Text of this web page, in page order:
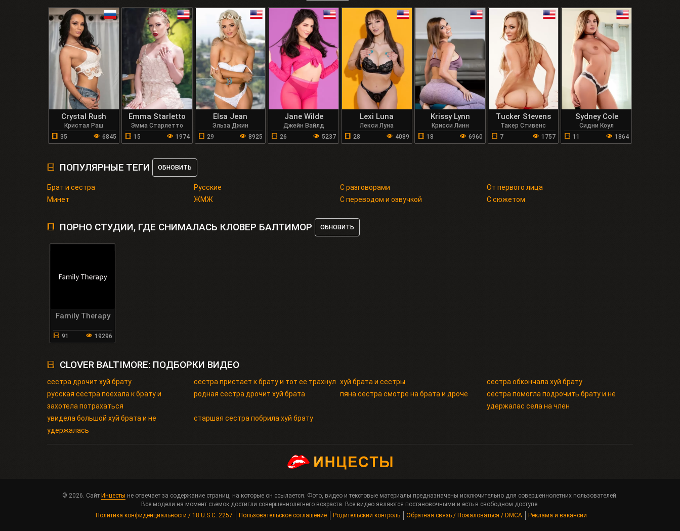
Crystal Rush
Кристал Раш
35
6845
Emma Starletto
Эмма Старлетто
15
1974
Elsa Jean
Эльза Джин
29
8925
Jane Wilde
Джейн Вайлд
26
5237
Lexi Luna
Лекси Луна
28
4089
Krissy Lynn
Крисси Линн
18
6960
Tucker Stevens
Такер Стивенс
7
1757
Sydney Cole
Сидни Коул
11
1864
ПОПУЛЯРНЫЕ ТЕГИ ОБНОВИТЬ
Брат и сестра Русские С разговорами
От первого лица
Минет
ЖМЖ С переводом и озвучкой С сюжетом
ПОРНО СТУДИИ, ГДЕ СНИМАЛАСЬ КЛОВЕР БАЛТИМОР ОБНОВИТЬ
Family Therapy
91 19296
CLOVER BALTIMORE: ПОДБОРКИ ВИДЕО
сестра дрочит хуй брату сестра пристает к брату и тот ее трахнул хуй брата и сестры
сестра обкончала хуй брату
русская сестра поехала к брату и
захотела потрахаться
родная сестра дрочит хуй брата пяна сестра смотре на брата и дроче
сестра помогла подрочить брату и не
удержалас села на член
увидела большой хуй брата и не
удержалась
старшая сестра побрила хуй брату
© 2026. Сайт Инцесты не отвечает за содержание страниц, на которые он ссылается. Фото, видео и текстовые материалы предназначены исключительно для совершеннолетних пользователей.
Все модели на момент съемок достигли совершеннолетнего возраста. Все видео являются постановочными и есть в свободном доступе.
Политика конфиденциальности / 18 U.S.C. 2257
Пользовательское соглашение Родительский контроль Обратная связь / Пожаловаться / DMCA Реклама и вакансии